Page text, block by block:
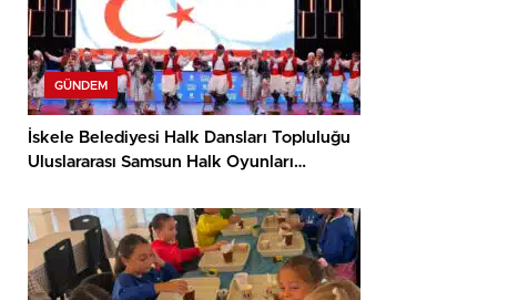
GÜNDEM
İskele Belediyesi Halk Dansları Topluluğu
Uluslararası Samsun Halk Oyunları
Ediyor